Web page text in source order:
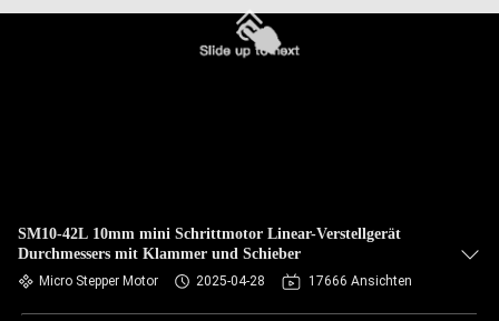
SM10-42L 10mm mini Schrittmotor Linear-Verstellgerät
Durchmessers mit Klammer und Schieber
Micro Stepper Motor 2025-04-28 17666 Ansichten